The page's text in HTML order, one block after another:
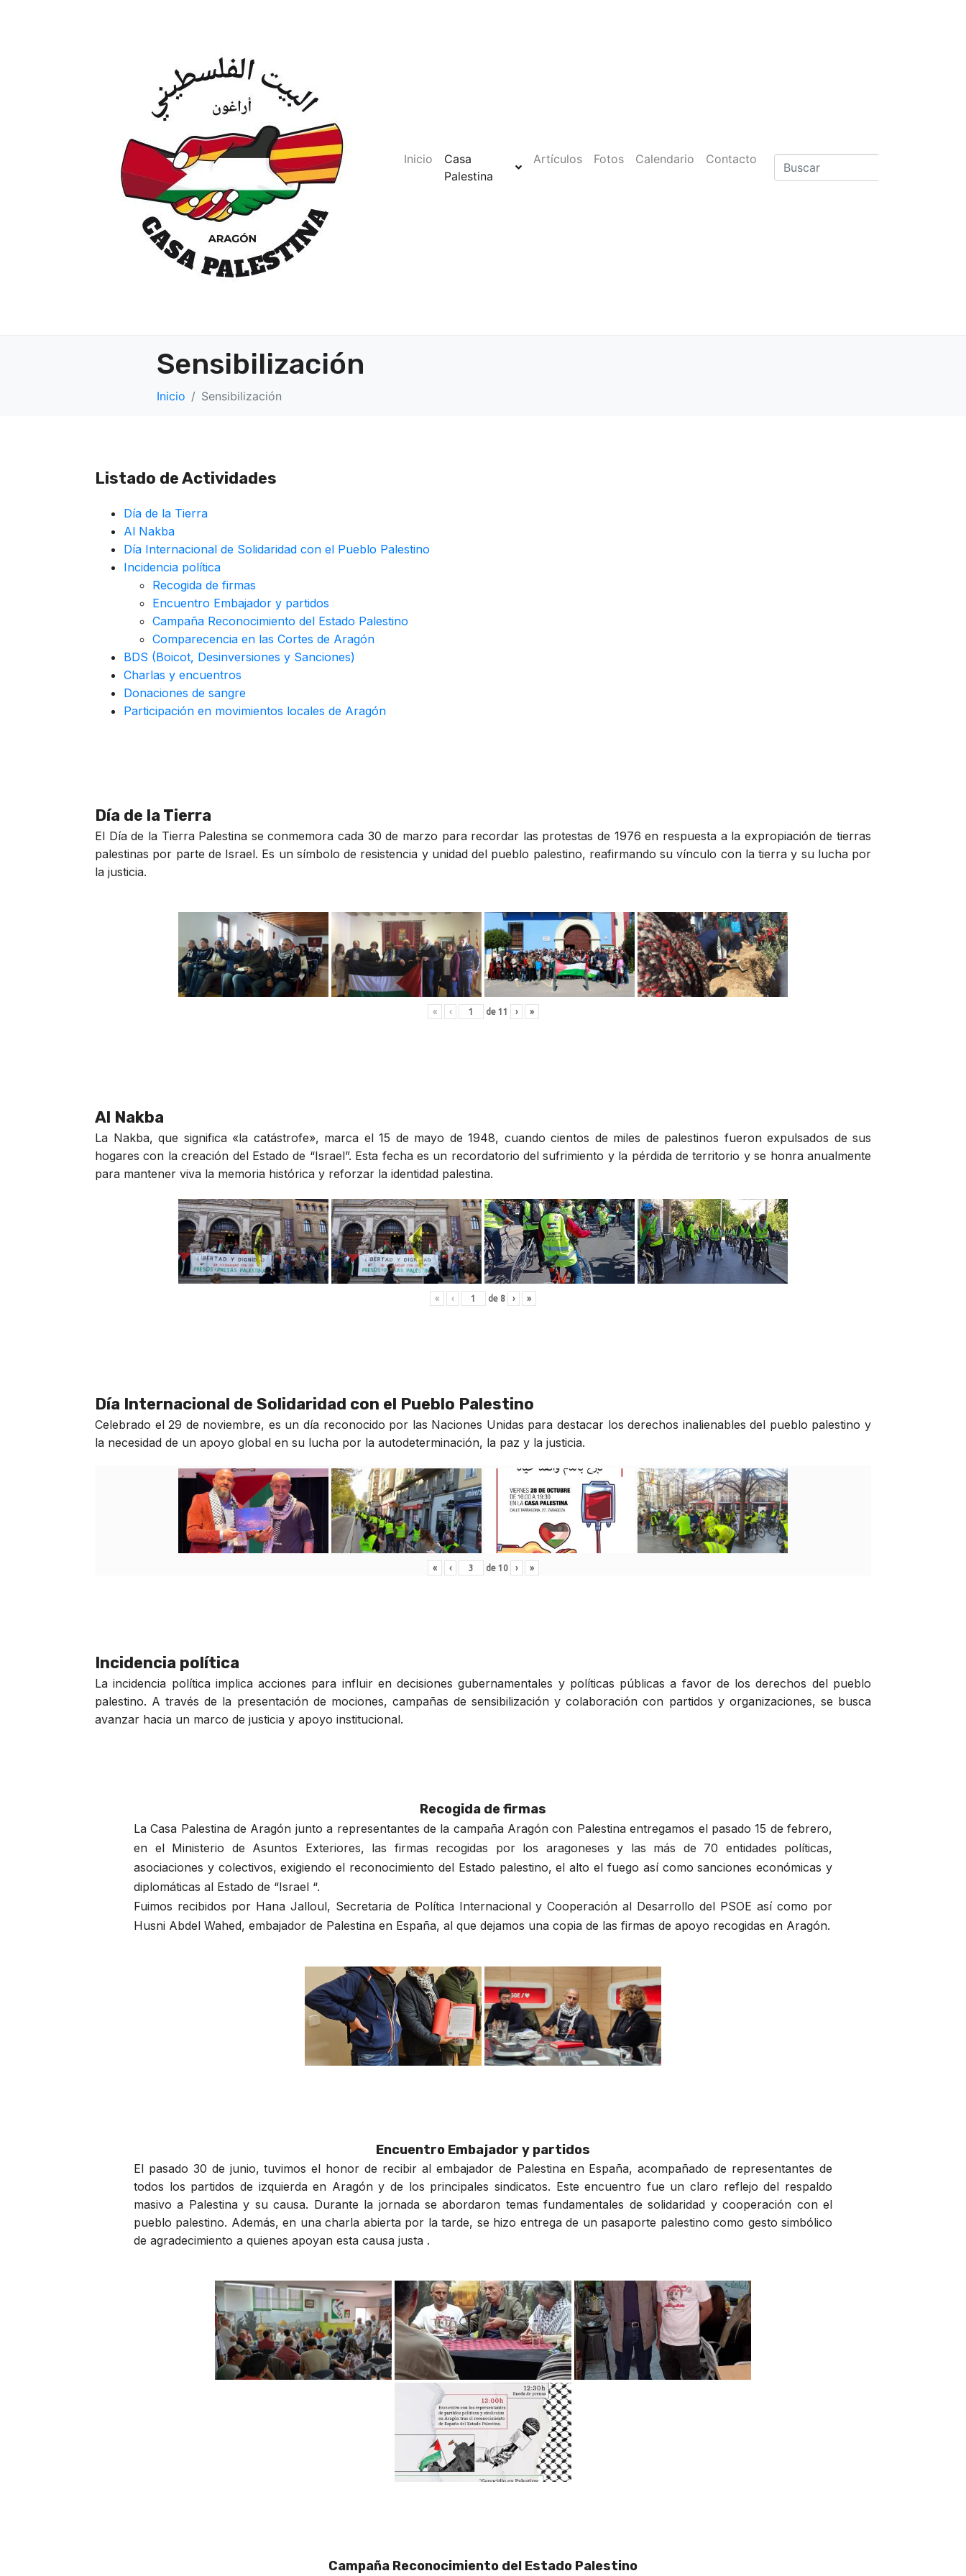
Inicio
Casa
Palestina
Artículos Fotos Calendario Contacto
Sensibilización
Inicio Sensibilización
Listado de Actividades
Día de la Tierra
Al Nakba
Día Internacional de Solidaridad con el Pueblo Palestino
Incidencia política
Recogida de firmas
Encuentro Embajador y partidos
Campaña Reconocimiento del Estado Palestino
Comparecencia en las Cortes de Aragón
BDS (Boicot, Desinversiones y Sanciones)
Charlas y encuentros
Donaciones de sangre
Participación en movimientos locales de Aragón
Día de la Tierra
El Día de la Tierra Palestina se conmemora cada 30 de marzo para recordar las protestas de 1976 en respuesta a la expropiación de tierras
palestinas por parte de Israel. Es un símbolo de resistencia y unidad del pueblo palestino, reafirmando su vínculo con la tierra y su lucha por
la justicia.
« ‹ de 11 › »
Al Nakba
La Nakba, que significa «la catástrofe», marca el 15 de mayo de 1948, cuando cientos de miles de palestinos fueron expulsados de sus
hogares con la creación del Estado de “Israel”. Esta fecha es un recordatorio del sufrimiento y la pérdida de territorio y se honra anualmente
para mantener viva la memoria histórica y reforzar la identidad palestina.
« ‹ de 8 › »
Día Internacional de Solidaridad con el Pueblo Palestino
Celebrado el 29 de noviembre, es un día reconocido por las Naciones Unidas para destacar los derechos inalienables del pueblo palestino y
la necesidad de un apoyo global en su lucha por la autodeterminación, la paz y la justicia.
« ‹ de 10 › »
Incidencia política
La incidencia política implica acciones para influir en decisiones gubernamentales y políticas públicas a favor de los derechos del pueblo
palestino. A través de la presentación de mociones, campañas de sensibilización y colaboración con partidos y organizaciones, se busca
avanzar hacia un marco de justicia y apoyo institucional.
Recogida de firmas
La Casa Palestina de Aragón junto a representantes de la campaña Aragón con Palestina entregamos el pasado 15 de febrero,
en el Ministerio de Asuntos Exteriores, las firmas recogidas por los aragoneses y las más de 70 entidades políticas,
asociaciones y colectivos, exigiendo el reconocimiento del Estado palestino, el alto el fuego así como sanciones económicas y
diplomáticas al Estado de “Israel “.
Fuimos recibidos por Hana Jalloul, Secretaria de Política Internacional y Cooperación al Desarrollo del PSOE así como por
Husni Abdel Wahed, embajador de Palestina en España, al que dejamos una copia de las firmas de apoyo recogidas en Aragón.
Encuentro Embajador y partidos
El pasado 30 de junio, tuvimos el honor de recibir al embajador de Palestina en España, acompañado de representantes de
todos los partidos de izquierda en Aragón y de los principales sindicatos. Este encuentro fue un claro reflejo del respaldo
masivo a Palestina y su causa. Durante la jornada se abordaron temas fundamentales de solidaridad y cooperación con el
pueblo palestino. Además, en una charla abierta por la tarde, se hizo entrega de un pasaporte palestino como gesto simbólico
de agradecimiento a quienes apoyan esta causa justa .
Campaña Reconocimiento del Estado Palestino